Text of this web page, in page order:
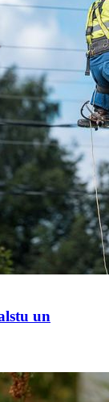
un